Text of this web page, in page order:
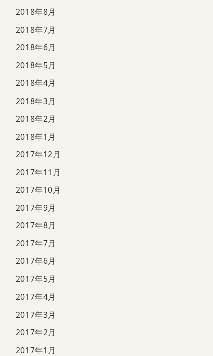
2018年8月
2018年7月
2018年6月
2018年5月
2018年4月
2018年3月
2018年2月
2018年1月
2017年12月
2017年11月
2017年10月
2017年9月
2017年8月
2017年7月
2017年6月
2017年5月
2017年4月
2017年3月
2017年2月
2017年1月